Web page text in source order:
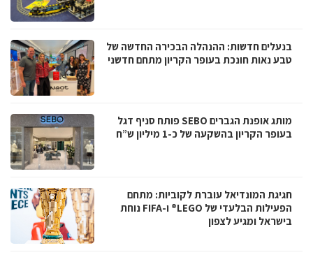
בנעלים חדשות: ההנהלה הבכירה החדשה של
טבע נאות חונכת בעופר הקריון מתחם חדשני
מותג אופנת הגברים SEBO פותח סניף דגל
בעופר הקריון בהשקעה של כ-1 מיליון ש”ח
חגיגת המונדיאל עוברת לקוביות: מתחם
הפעילות הבלעדי של LEGO® ו-FIFA נוחת
בישראל ומגיע לצפון